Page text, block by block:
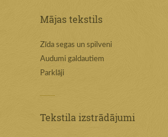
Mājas tekstils
Zīda segas un spilveni
Audumi galdautiem
Parklāji
Tekstila izstrādājumi